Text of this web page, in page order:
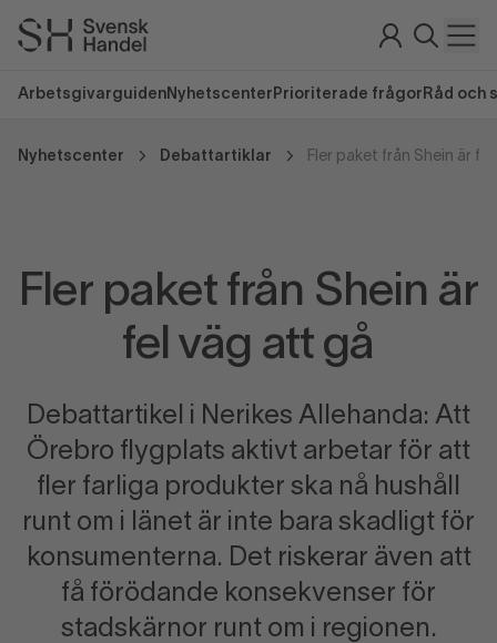
Arbetsgivarguiden Nyhetscenter Prioriterade frågor Råd och
Nyhetscenter Debattartiklar Fler paket från Shein är
Fler paket från Shein är
fel väg att gå
Debattartikel i Nerikes Allehanda: Att
Örebro flygplats aktivt arbetar för att
fler farliga produkter ska nå hushåll
runt om i länet är inte bara skadligt för
konsumenterna. Det riskerar även att
få förödande konsekvenser för
stadskärnor runt om i regionen.